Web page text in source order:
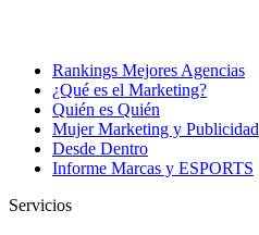
Rankings Mejores Agencias
¿Qué es el Marketing?
Quién es Quién
Mujer Marketing y Publicidad
Desde Dentro
Informe Marcas y ESPORTS
Servicios